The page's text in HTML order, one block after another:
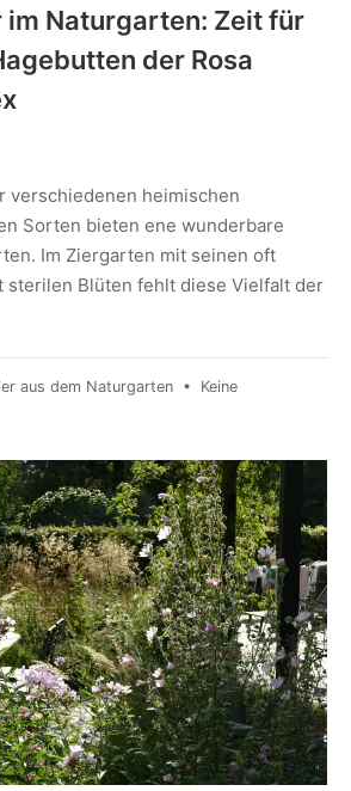
im Naturgarten: Zeit für
der Rosa
verschiedenen heimischen
Sorten bieten ene wunderbare
Im Ziergarten mit seinen oft
sterilen Blüten fehlt diese Vielfalt der
aus dem Naturgarten • Keine